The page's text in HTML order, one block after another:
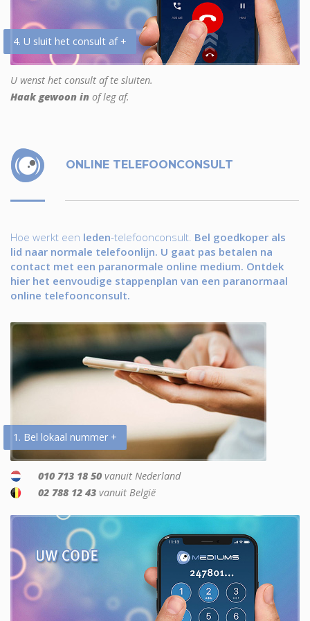
4. U sluit het consult af +
U wenst het consult af te sluiten.
Haak gewoon in of leg af.
ONLINE TELEFOONCONSULT
Hoe werkt een leden-telefoonconsult. Bel goedkoper als
lid naar normale telefoonlijn. U gaat pas betalen na
contact met een paranormale online medium. Ontdek
hier het eenvoudige stappenplan van een paranormaal
online telefoonconsult.
1. Bel lokaal nummer +
010 713 18 50 vanuit Nederland
02 788 12 43 vanuit België